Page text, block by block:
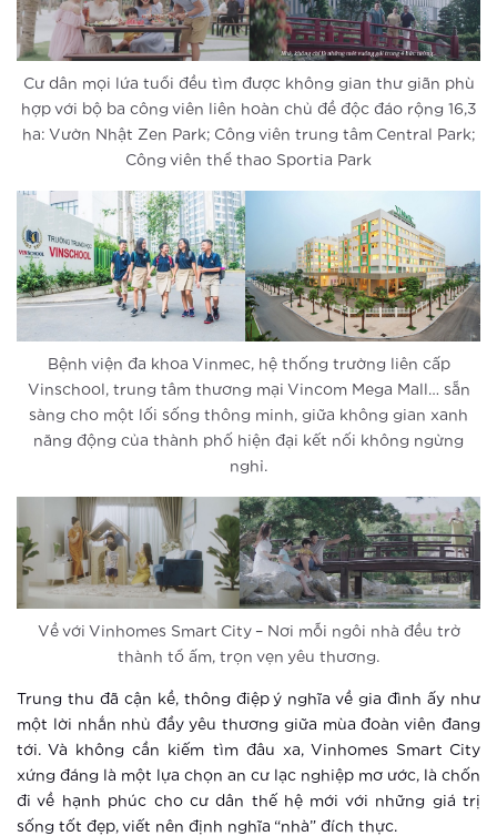
Cư dân mọi lứa tuổi đều tìm được không gian thư giãn phù
hợp với bộ ba công viên liên hoàn chủ đề độc đáo rộng 16,3
ha: Vườn Nhật Zen Park; Công viên trung tâm Central Park;
Công viên thể thao Sportia Park
Bệnh viện đa khoa Vinmec, hệ thống trường liên cấp
Vinschool, trung tâm thương mại Vincom Mega Mall… sẵn
sàng cho một lối sống thông minh, giữa không gian xanh
năng động của thành phố hiện đại kết nối không ngừng
nghỉ.
Về với Vinhomes Smart City – Nơi mỗi ngôi nhà đều trở
thành tổ ấm, trọn vẹn yêu thương.
Trung thu đã cận kề, thông điệp ý nghĩa về gia đình ấy như
một lời nhắn nhủ đầy yêu thương giữa mùa đoàn viên đang
tới. Và không cần kiếm tìm đâu xa, Vinhomes Smart City
xứng đáng là một lựa chọn an cư lạc nghiệp mơ ước, là chốn
đi về hạnh phúc cho cư dân thế hệ mới với những giá trị
sống tốt đẹp, viết nên định nghĩa “nhà” đích thực.
Cư dân nhí được sống trong môi
trường an toàn mức cao tại Vinhomes
Smart City
Xem thêm
Vingroup tiên phong ứng dụng công
nghệ thông minh, nâng tầm cuộc sống
cư dân đại đô thị Vinhomes Smart
City
Xem thêm
So sánh Căn hộ thông minh với Đô thị
thông minh
4 yếu tố “smart” tạo chuẩn sống mới
chưa từng có tại Vinhomes Smart
City
5 thay đổi tuyệt vời khi sống tại
Vinhomes Smart City
Xem thêm
Trải nghiệm sống thời thượng thời
đại 4.0 tại đô thị thông minh của
Vingroup
Xem thêm
Điểm danh 3 đô thị thông minh hàng
đầu Châu Á